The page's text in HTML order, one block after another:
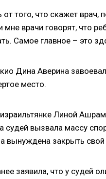
от того, что скажет
мне врачи говорят, что
Самое главное – это
Дина Аверина
место.
Линой
судей вызвала массу
вынуждена закрыть свой
заявила, что у судей